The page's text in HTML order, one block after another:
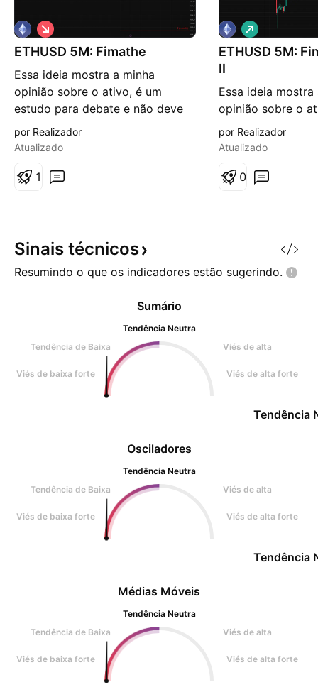
ETHUSD 5M: Fimathe
Essa ideia mostra a minha
opinião sobre o ativo, é um
estudo para debate e não deve
ser usado como entrada. Só
opere quando o seu trade system
minutos do ETHUSD, o preço
retrair
V
i
é
d
e
b
a
x
a
por Realizador
Atualizado
1
ETHUSD 5M:
II
Essa ideia mostra
opinião sobre o
estudo para
ser usado como
der o sinal. No
linha branca 1
V
i
é
a
l
a
por Realizador
Atualizado
0
Sinais técnicos
Resumindo o que os indicadores estão sugerindo.
Osciladores
Tendência Neutra
Tendência de Baixa
Viés de alta
Viés de baixa forte Viés de alta forte
Tendência
Sumário
Tendência Neutra
Tendência de Baixa
Viés de alta
Viés de baixa forte Viés de alta forte
Tendência
Médias Móveis
Tendência Neutra
Tendência de Baixa
Viés de alta
Viés de baixa forte Viés de alta forte